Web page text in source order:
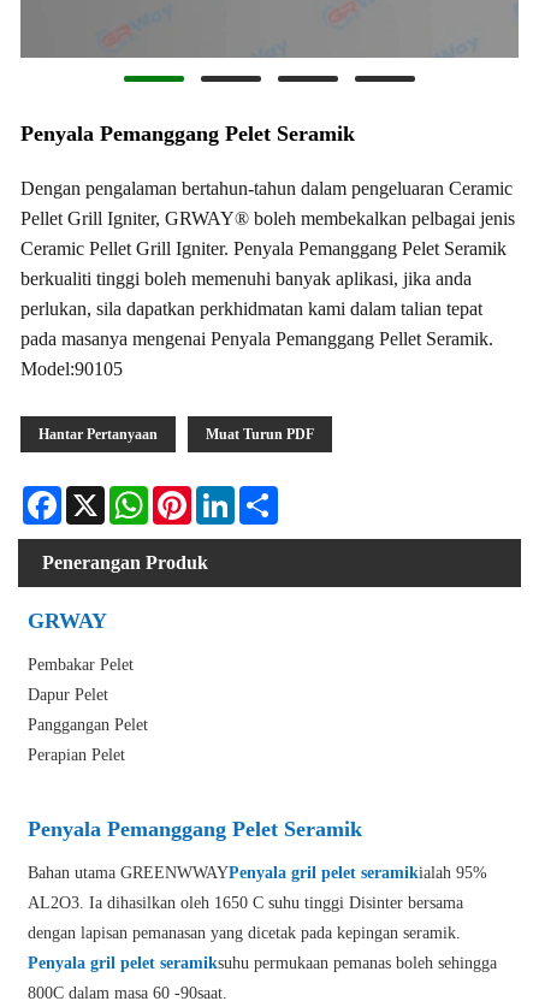
Penyala Pemanggang Pelet Seramik
Dengan pengalaman bertahun-tahun dalam pengeluaran Ceramic
Pellet Grill Igniter, GRWAY® boleh membekalkan pelbagai jenis
Ceramic Pellet Grill Igniter. Penyala Pemanggang Pelet Seramik
berkualiti tinggi boleh memenuhi banyak aplikasi, jika anda
perlukan, sila dapatkan perkhidmatan kami dalam talian tepat
pada masanya mengenai Penyala Pemanggang Pellet Seramik.
Model:90105
Hantar Pertanyaan Muat Turun PDF
Facebook
X WhatsAppPinterestLinkedIn
Penerangan Produk
GRWAY
Pembakar Pelet
Dapur Pelet
Panggangan Pelet
Perapian Pelet
Penyala Pemanggang Pelet Seramik
Bahan utama GREENWWAYPenyala gril pelet seramikialah 95%
AL2O3. Ia dihasilkan oleh 1650 C suhu tinggi Disinter bersama
dengan lapisan pemanasan yang dicetak pada kepingan seramik.
Penyala gril pelet seramiksuhu permukaan pemanas boleh sehingga
800C dalam masa 60 -90saat.